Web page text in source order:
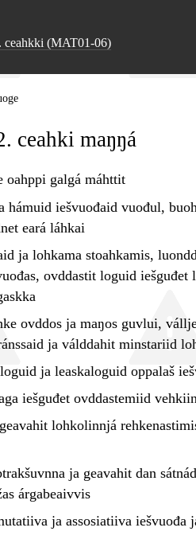
ceahkki (MAT01‑06)
ceahki maŋŋá
oahppi galgá máhttit
hámuid iešvuođaid vuođul,
eará láhkai
ja lohkama stoahkamis,
ovddastit loguid iešguđet
ovddos ja maŋos guvlui,
ja válddahitminstariid
ja leaskaloguid oppalaš
iešguđet ovddastemiid
geavahitlohkolinnjá
ja geavahitdan
árgabeaivvis
ja assosiatiiva iešvuođa